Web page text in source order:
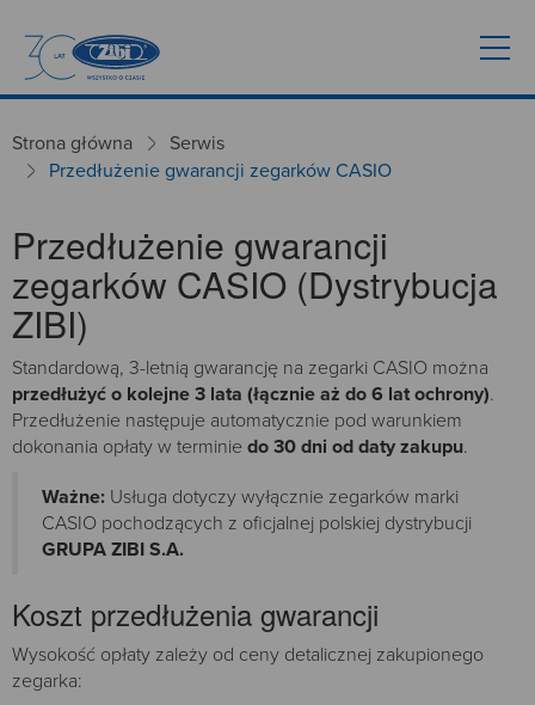
Strona główna
Serwis
Przedłużenie gwarancji zegarków CASIO
Przedłużenie gwarancji
zegarków CASIO (Dystrybucja
ZIBI)
Standardową, 3-letnią gwarancję na zegarki CASIO można
przedłużyć o kolejne 3 lata (łącznie aż do 6 lat ochrony).
Przedłużenie następuje automatycznie pod warunkiem
dokonania opłaty w terminie do 30 dni od daty zakupu.
Ważne: Usługa dotyczy wyłącznie zegarków marki
CASIO pochodzących z oficjalnej polskiej dystrybucji
GRUPA ZIBI S.A.
Koszt przedłużenia gwarancji
Wysokość opłaty zależy od ceny detalicznej zakupionego
zegarka: